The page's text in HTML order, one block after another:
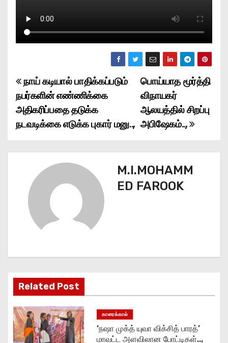
P
o
s
t
g
a
t
i
பொய்யாத மூர்த்தி
விநாயகர்
ஆலயத்தில் சிறப்பு
அபிஷேகம்..,
நாய் கடியால் பாதிக்கப்படும்
நபர்களின் எண்ணிக்கை
அதிகரிப்பதை தடுக்க
நடவடிக்கை எடுக்க புகார் மனு..,
M.I.MOHAMM
ED FAROOK
Related Post
காரைக்கால்
‘நஷா முக்த் யுவா விக்சித் பாரத்’
மாவட்ட அளவிலான போட்டிகள்..,